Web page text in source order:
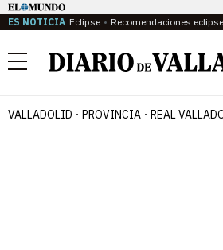
ES NOTICIA Eclipse Recomendaciones eclipse
Menú
VALLADOLID PROVINCIA REAL